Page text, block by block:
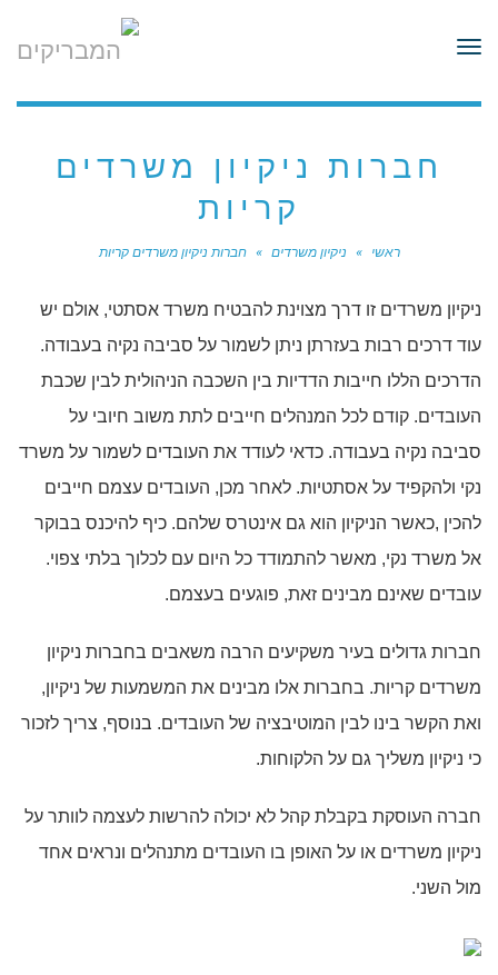
תפריט
חברות ניקיון משרדים
קריות
ראשי » ניקיון משרדים » חברות ניקיון משרדים קריות
ניקיון משרדים זו דרך מצוינת להבטיח משרד אסתטי, אולם יש
עוד דרכים רבות בעזרתן ניתן לשמור על סביבה נקיה בעבודה.
הדרכים הללו חייבות הדדיות בין השכבה הניהולית לבין שכבת
העובדים. קודם לכל המנהלים חייבים לתת משוב חיובי על
סביבה נקיה בעבודה. כדאי לעודד את העובדים לשמור על משרד
נקי ולהקפיד על אסתטיות. לאחר מכן, העובדים עצמם חייבים
להכין ,כאשר הניקיון הוא גם אינטרס שלהם. כיף להיכנס בבוקר
אל משרד נקי, מאשר להתמודד כל היום עם לכלוך בלתי צפוי.
עובדים שאינם מבינים זאת, פוגעים בעצמם.
חברות גדולים בעיר משקיעים הרבה משאבים בחברות ניקיון
משרדים קריות. בחברות אלו מבינים את המשמעות של ניקיון,
ואת הקשר בינו לבין המוטיבציה של העובדים. בנוסף, צריך לזכור
כי ניקיון משליך גם על הלקוחות.
חברה העוסקת בקבלת קהל לא יכולה להרשות לעצמה לוותר על
ניקיון משרדים או על האופן בו העובדים מתנהלים ונראים אחד
מול השני.